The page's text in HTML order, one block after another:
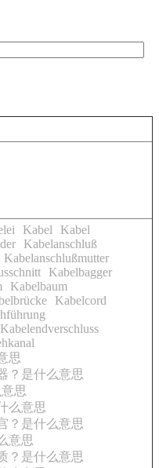
Kabel
Kabel
Kabelanschluß
Kabelanschlußmutter
Kabelbagger
Kabelbaum
Kabelcord
Kabelendverschluss
思
？是什么意思
思
么意思
？是什么意思
意思
？是什么意思